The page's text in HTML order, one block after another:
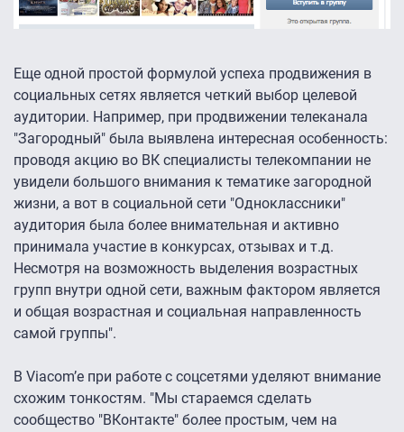
Еще одной простой формулой успеха продвижения в
социальных сетях является четкий выбор целевой
аудитории. Например, при продвижении телеканала
"Загородный" была выявлена интересная особенность:
проводя акцию во ВК специалисты телекомпании не
увидели большого внимания к тематике загородной
жизни, а вот в социальной сети "Одноклассники"
аудитория была более внимательная и активно
принимала участие в конкурсах, отзывах и т.д.
Несмотря на возможность выделения возрастных
групп внутри одной сети, важным фактором является
и общая возрастная и социальная направленность
самой группы".
В Viacom’е при работе с соцсетями уделяют внимание
схожим тонкостям. "Мы стараемся сделать
сообщество "ВКонтакте" более простым, чем на